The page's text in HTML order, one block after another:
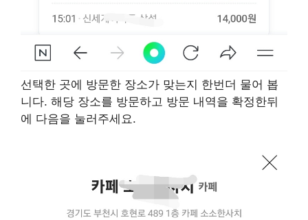
선택한 곳에 방문한 장소가 맞는지 한번더 물어 봅
니다. 해당 장소를 방문하고 방문 내역을 확정한뒤
에 다음을 눌러주세요.